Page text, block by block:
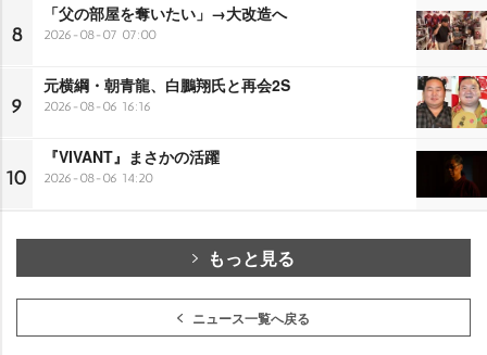
8
「父の部屋を奪いたい」→大改造へ
2026-08-07 07:00
9
元横綱・朝青龍、白鵬翔氏と再会2S
2026-08-06 16:16
10
『VIVANT』まさかの活躍
2026-08-06 14:20
もっと見る
ニュース一覧へ戻る